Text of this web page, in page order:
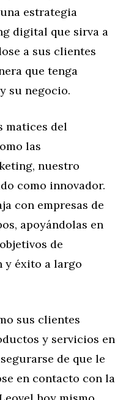
estrategia
digital que sirva a
a sus clientes
que tenga
su negocio.
matices del
las
nuestro
como innovador.
con empresas de
apoyándolas en
de
y éxito a largo
sus clientes
y servicios en
de que le
en contacto con la